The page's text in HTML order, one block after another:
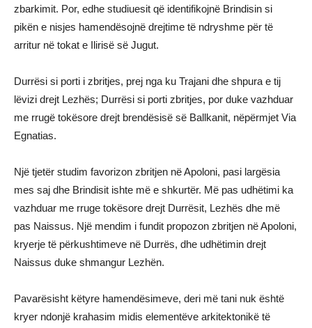
zbarkimit. Por, edhe studiuesit që identifikojnë Brindisin si
pikën e nisjes hamendësojnë drejtime të ndryshme për të
arritur në tokat e Ilirisë së Jugut.
Durrësi si porti i zbritjes, prej nga ku Trajani dhe shpura e tij
lëvizi drejt Lezhës; Durrësi si porti zbritjes, por duke vazhduar
me rrugë tokësore drejt brendësisë së Ballkanit, nëpërmjet Via
Egnatias.
Një tjetër studim favorizon zbritjen në Apoloni, pasi largësia
mes saj dhe Brindisit ishte më e shkurtër. Më pas udhëtimi ka
vazhduar me rruge tokësore drejt Durrësit, Lezhës dhe më
pas Naissus. Një mendim i fundit propozon zbritjen në Apoloni,
kryerje të përkushtimeve në Durrës, dhe udhëtimin drejt
Naissus duke shmangur Lezhën.
Pavarësisht këtyre hamendësimeve, deri më tani nuk është
kryer ndonjë krahasim midis elementëve arkitektonikë të